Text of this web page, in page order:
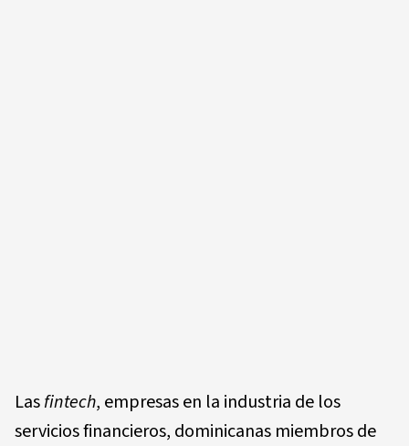
Lasfintech, empresas en la industria de los
servicios financieros, dominicanas miembros de